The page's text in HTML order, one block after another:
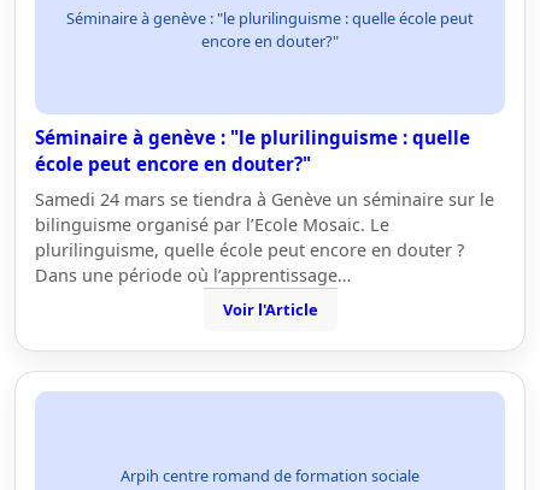
Séminaire à genève : "le plurilinguisme : quelle école peut
encore en douter?"
Séminaire à genève : "le plurilinguisme : quelle
école peut encore en douter?"
Samedi 24 mars se tiendra à Genève un séminaire sur le
bilinguisme organisé par l’Ecole Mosaic. Le
plurilinguisme, quelle école peut encore en douter ?
Dans une période où l’apprentissage…
Voir l'Article
Arpih centre romand de formation sociale